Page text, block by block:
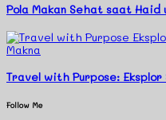
Pola Makan Sehat saat Haid
Travel with Purpose:
Follow Me